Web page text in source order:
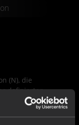
(N), die
definierten
-2 definiert
für